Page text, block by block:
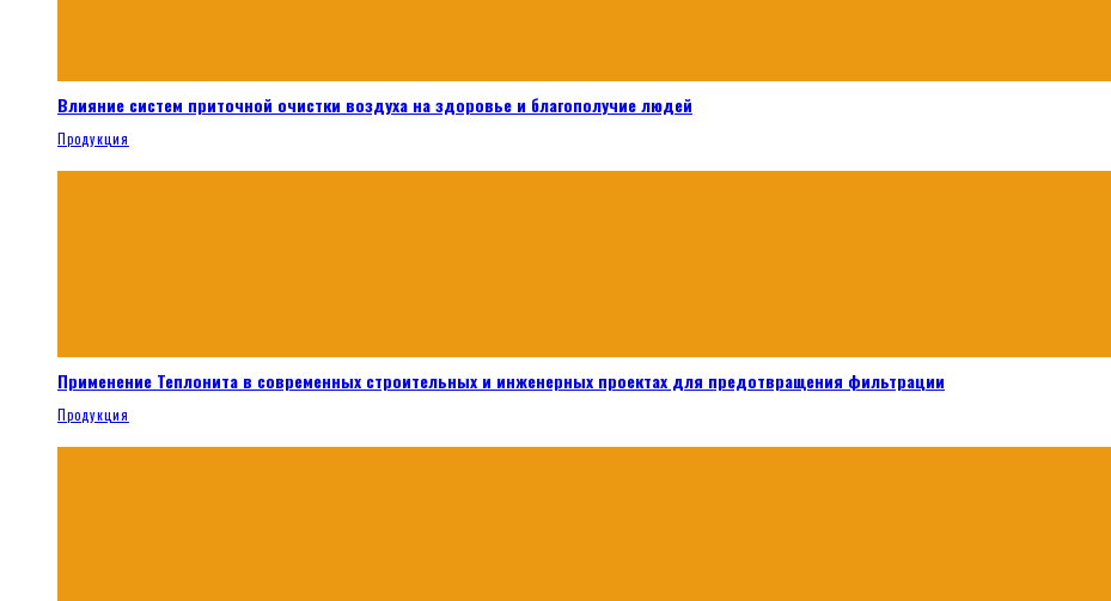
Влияние систем приточной очистки воздуха на здоровье и благополучие людей
Продукция
Применение Теплонита в современных строительных и инженерных проектах для предотвращения фильтрации
Продукция